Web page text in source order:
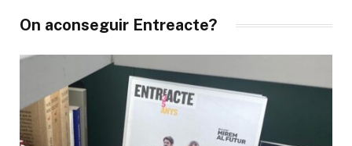
On aconseguir Entreacte?